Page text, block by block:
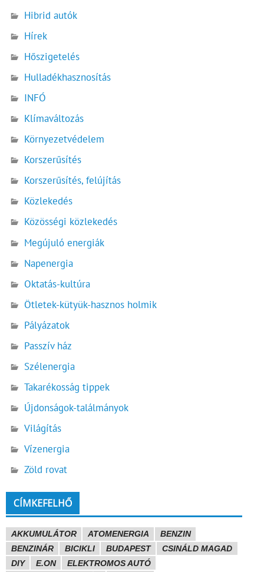
Hibrid autók
Hírek
Hőszigetelés
Hulladékhasznosítás
INFÓ
Klímaváltozás
Környezetvédelem
Korszerűsítés
Korszerűsítés, felújítás
Közlekedés
Közösségi közlekedés
Megújuló energiák
Napenergia
Oktatás-kultúra
Ötletek-kütyük-hasznos holmik
Pályázatok
Passzív ház
Szélenergia
Takarékosság tippek
Újdonságok-találmányok
Világítás
Vízenergia
Zöld rovat
CÍMKEFELHŐ
AKKUMULÁTOR ATOMENERGIA
BENZIN
BENZINÁR
BICIKLI BUDAPEST
CSINÁLD MAGAD
DIY
E.ON
ELEKTROMOS AUTÓ